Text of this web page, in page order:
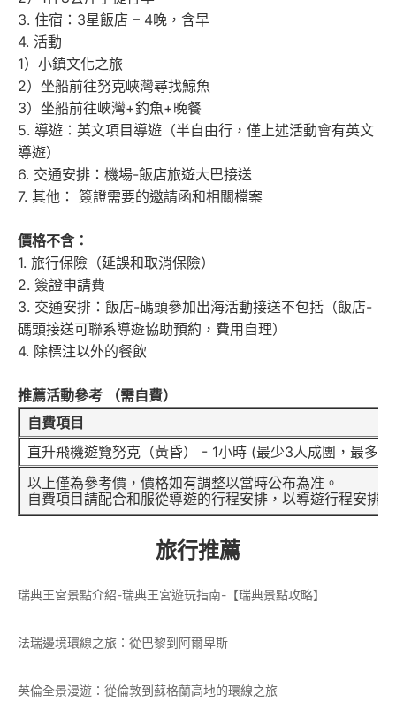
3. 住宿：3星飯店 – 4晚，含早
4. 活動
1）小鎮文化之旅
2）坐船前往努克峽灣尋找鯨魚
3）坐船前往峽灣+釣魚+晚餐
5. 導遊：英文項目導遊（半自由行，僅上述活動會有英文
導遊）
6. 交通安排：機場-飯店旅遊大巴接送
7. 其他： 簽證需要的邀請函和相關檔案
價格不含：
1. 旅行保險（延誤和取消保險）
2. 簽證申請費
3. 交通安排：飯店-碼頭參加出海活動接送不包括（飯店-
碼頭接送可聯系導遊協助預約，費用自理）
4. 除標注以外的餐飲
推薦活動參考 （需自費）
自費項目
直升飛機遊覽努克（黃昏） - 1小時 (最少3人成團，最多
以上僅為參考價，價格如有調整以當時公布為准。
自費項目請配合和服從導遊的行程安排，以導遊行程安排
旅行推薦
瑞典王宮景點介紹-瑞典王宮遊玩指南-【瑞典景點攻略】
法瑞邊境環線之旅：從巴黎到阿爾卑斯
英倫全景漫遊：從倫敦到蘇格蘭高地的環線之旅